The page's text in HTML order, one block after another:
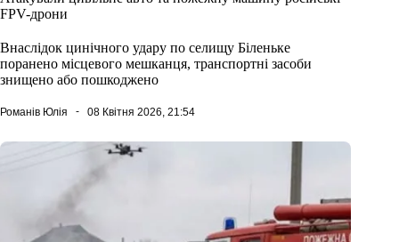
FPV-дрони
Внаслідок цинічного удару по селищу Біленьке
поранено місцевого мешканця, транспортні засоби
знищено або пошкоджено
Романів Юлія 08 Квітня 2026, 21:54